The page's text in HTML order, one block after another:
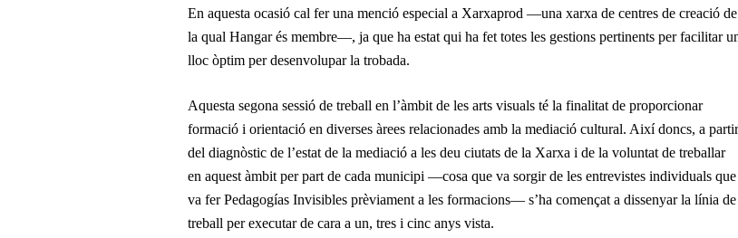
En aquesta ocasió cal fer una menció especial a Xarxaprod —una xarxa de centres de creació de
la qual Hangar és membre—, ja que ha estat qui ha fet totes les gestions pertinents per facilitar
lloc òptim per desenvolupar la trobada.
Aquesta segona sessió de treball en l’àmbit de les arts visuals té la finalitat de proporcionar
formació i orientació en diverses àrees relacionades amb la mediació cultural. Així doncs, a partir
del diagnòstic de l’estat de la mediació a les deu ciutats de la Xarxa i de la voluntat de treballar
en aquest àmbit per part de cada municipi —cosa que va sorgir de les entrevistes individuals que
va fer Pedagogías Invisibles prèviament a les formacions— s’ha començat a dissenyar la línia de
treball per executar de cara a un, tres i cinc anys vista.